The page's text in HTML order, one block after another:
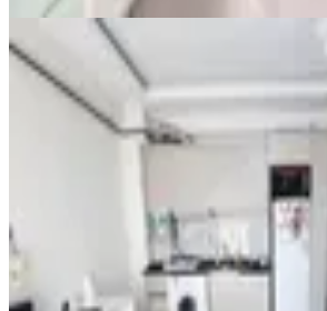
Rota'dan Üniversite
Kullanışlı Eşyalı
Onikişubat, Maarif
YENİ ROTA İNŞAAT EMLAK Mikail